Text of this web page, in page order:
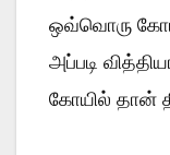
ஒவ்வொரு
அப்படி
கோயில் தான்